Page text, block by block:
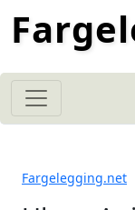
Fargelegging.net